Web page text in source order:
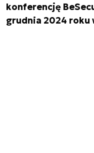
konferencję
grudnia 2024 roku